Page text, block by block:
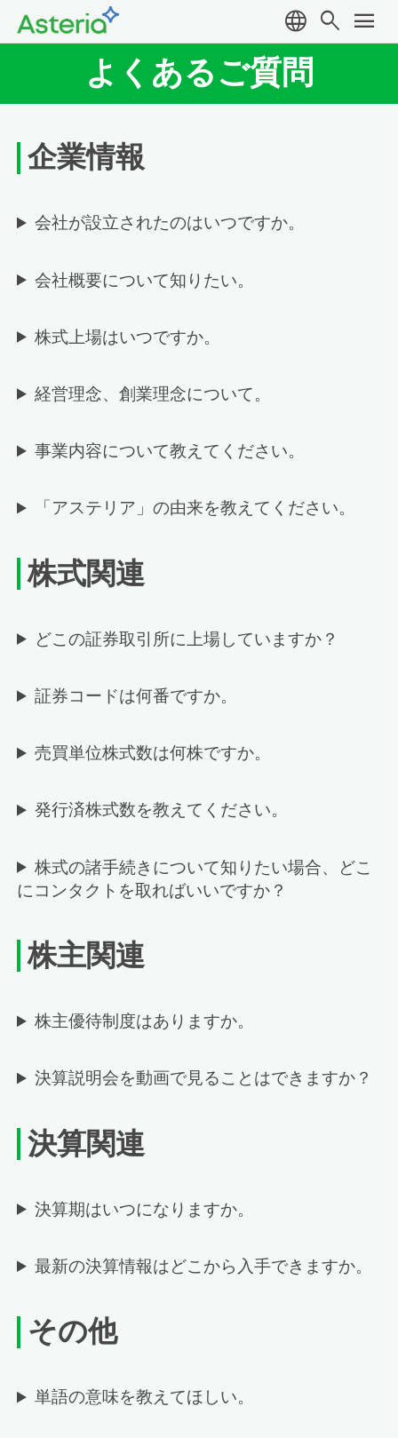
language search menu
よくあるご質問
企業情報
会社が設立されたのはいつですか。
会社概要について知りたい。
株式上場はいつですか。
経営理念、創業理念について。
事業内容について教えてください。
「アステリア」の由来を教えてください。
株式関連
どこの証券取引所に上場していますか？
証券コードは何番ですか。
売買単位株式数は何株ですか。
発行済株式数を教えてください。
株式の諸手続きについて知りたい場合、どこ
にコンタクトを取ればいいですか？
株主関連
株主優待制度はありますか。
決算説明会を動画で見ることはできますか？
決算関連
決算期はいつになりますか。
最新の決算情報はどこから入手できますか。
その他
単語の意味を教えてほしい。